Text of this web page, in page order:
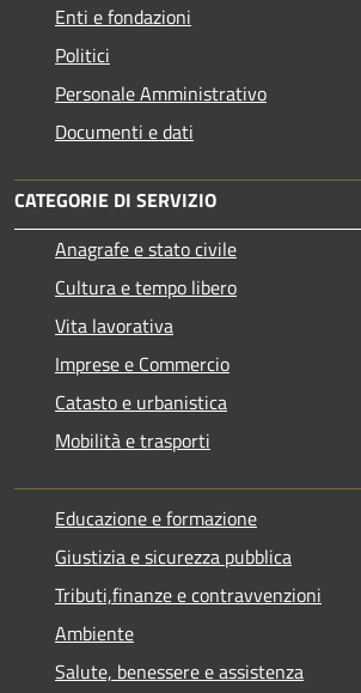
Enti e fondazioni
Politici
Personale Amministrativo
Documenti e dati
CATEGORIE DI SERVIZIO
Anagrafe e stato civile
Cultura e tempo libero
Vita lavorativa
Imprese e Commercio
Catasto e urbanistica
Mobilità e trasporti
Educazione e formazione
Giustizia e sicurezza pubblica
Tributi,finanze e contravvenzioni
Ambiente
Salute, benessere e assistenza